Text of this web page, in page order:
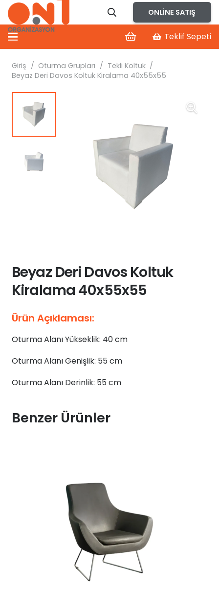
ONLINE SATIŞ
Teklif Sepeti
Giriş / Oturma Grupları / Tekli Koltuk /
Beyaz Deri Davos Koltuk Kiralama 40x55x55
Beyaz Deri Davos Koltuk
Kiralama 40x55x55
Ürün Açıklaması:
Oturma Alanı Yükseklik: 40 cm
Oturma Alanı Genişlik: 55 cm
Oturma Alanı Derinlik: 55 cm
Benzer Ürünler